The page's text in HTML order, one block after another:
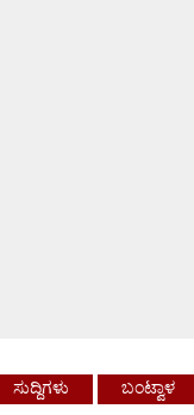
ಸುದ್ದಿಗಳು ಬಂಟ್ವಾಳ